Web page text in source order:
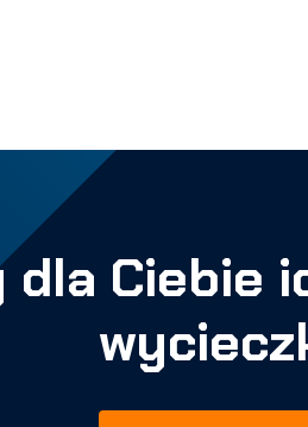
Ciebie